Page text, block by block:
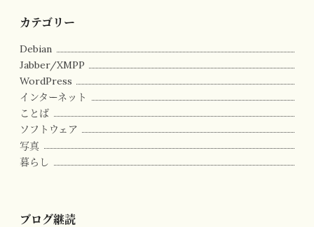
カテゴリー
Debian
Jabber/XMPP
WordPress
インターネット
ことば
ソフトウェア
写真
暮らし
ブログ継読